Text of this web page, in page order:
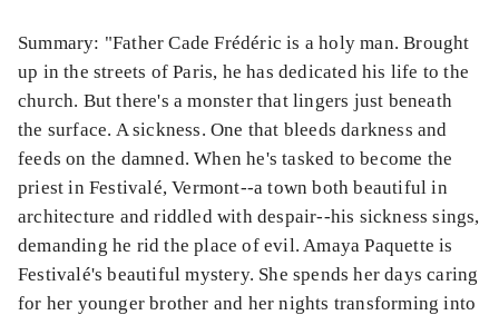
Summary: "Father Cade Frédéric is a holy man. Brought
up in the streets of Paris, he has dedicated his life to the
church. But there's a monster that lingers just beneath
the surface. A sickness. One that bleeds darkness and
feeds on the damned. When he's tasked to become the
priest in Festivalé, Vermont--a town both beautiful in
architecture and riddled with despair--his sickness sings,
demanding he rid the place of evil. Amaya Paquette is
Festivalé's beautiful mystery. She spends her days caring
for her younger brother and her nights transforming into